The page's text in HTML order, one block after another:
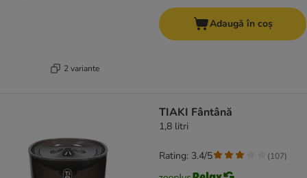
2 variante
Adaugă în coș
TIAKI Fântână
1,8 litri
Rating: 3.4/5 (107)